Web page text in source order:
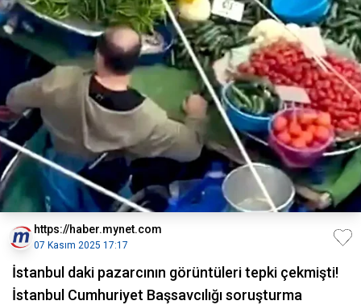
https://haber.mynet.com
07 Kasım 2025 17:17
İstanbul daki pazarcının görüntüleri tepki çekmişti!
İstanbul Cumhuriyet Başsavcılığı soruşturma